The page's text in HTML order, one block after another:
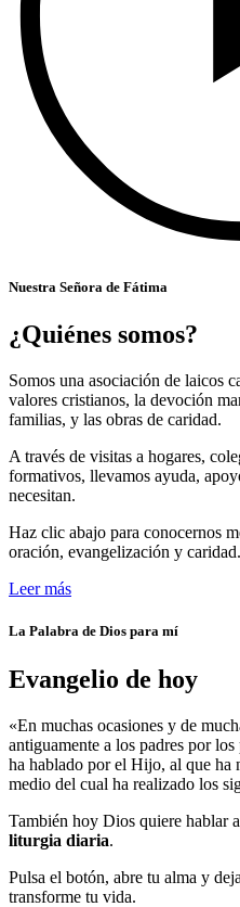
Nuestra Señora de Fátima
¿Quiénes somos?
Somos una asociación de laicos
valores cristianos, la devoción
familias, y las obras de caridad.
A través de visitas a hogares,
formativos, llevamos ayuda,
necesitan.
Haz clic abajo para conocernos
oración, evangelización y caridad.
Leer más
La Palabra de Dios para mí
Evangelio de hoy
«En muchas ocasiones y de
antiguamente a los padres por
ha hablado por el Hijo, al que ha
medio del cual ha realizado los
También hoy Dios quiere hablar
liturgia diaria.
Pulsa el botón, abre tu alma y
transforme tu vida.